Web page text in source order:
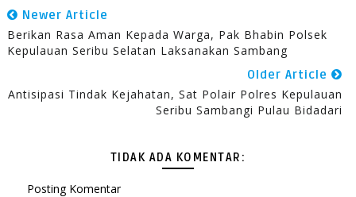
Newer Article
Berikan Rasa Aman Kepada Warga, Pak Bhabin Polsek
Kepulauan Seribu Selatan Laksanakan Sambang
Older Article
Antisipasi Tindak Kejahatan, Sat Polair Polres Kepulauan
Seribu Sambangi Pulau Bidadari
TIDAK ADA KOMENTAR:
Posting Komentar